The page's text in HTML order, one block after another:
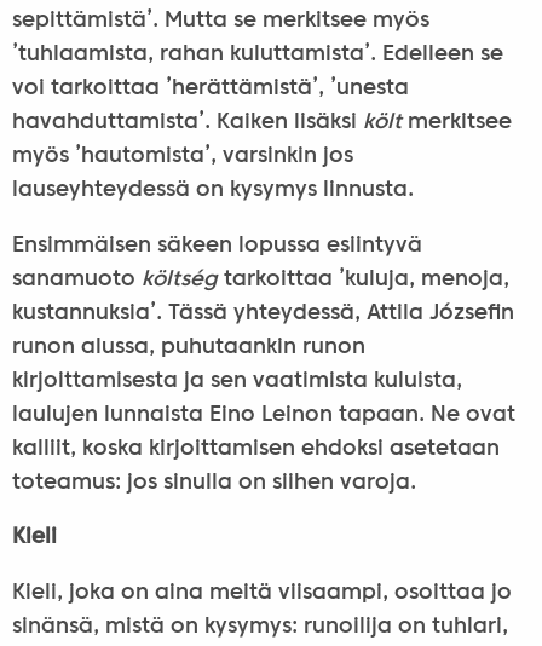
sepittämistä’. Mutta se merkitsee myös
’tuhlaamista, rahan kuluttamista’. Edelleen se
voi tarkoittaa ’herättämistä’, ’unesta
havahduttamista’. Kaiken lisäksi költ merkitsee
myös ’hautomista’, varsinkin jos
lauseyhteydessä on kysymys linnusta.
Ensimmäisen säkeen lopussa esiintyvä
sanamuoto költségtarkoittaa ’kuluja, menoja,
kustannuksia’. Tässä yhteydessä, Attila Józsefin
runon alussa, puhutaankin runon
kirjoittamisesta ja sen vaatimista kuluista,
laulujen lunnaista Eino Leinon tapaan. Ne ovat
kalliit, koska kirjoittamisen ehdoksi asetetaan
toteamus: jos sinulla on siihen varoja.
Kieli
Kieli, joka on aina meitä viisaampi, osoittaa jo
sinänsä, mistä on kysymys: runoilija on tuhlari,